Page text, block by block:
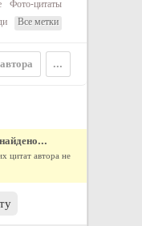
Фото-цитаты
Все метки
...
цитат автора не